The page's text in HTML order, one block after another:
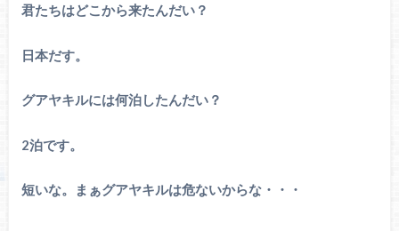
君たちはどこから来たんだい？
日本だす。
グアヤキルには何泊したんだい？
2泊です。
短いな。まぁグアヤキルは危ないからな・・・